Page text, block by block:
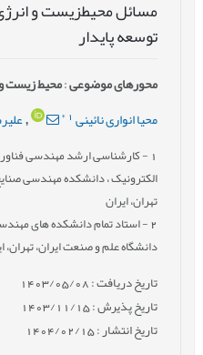
مسائل محیطزیست و
توسعه پایدار
محورهای موضوعی:محیط زیست و
محیا انواری نائینی *
,
- کارشناسی ارشد مهندسی
الکترونیک ، دانشکده مهندسی
تهران، ایران
2- استاد تمام دانشکده های
دانشگاه علم و صنعت ایران، تهران،
تاریخ دریافت : 1403/05/08
تاریخ پذیرش : 1403/11/15
تاریخ انتشار : 1404/02/15